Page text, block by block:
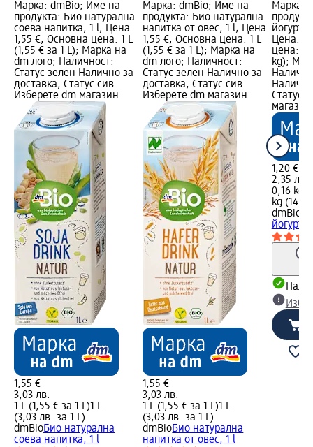
Марка: dmBio; Име на
продукта: Био натурална
соева напитка, 1 l; Цена:
1,55 €; Основна цена: 1 L
(1,55 € за 1 L); Марка на
dm лого; Наличност:
Статус зелен Налично за
доставка, Статус сив
Изберете dm магазин
1,55 €
3,03 лв.
1 L (1,55 € за 1 L)1 L
(3,03 лв. за 1 L)
dmBioБио натурална
соева напитка, 1 l
Марка: dmBio; Име на
продукта: Био натурална
напитка от овес, 1 l; Цена:
1,55 €; Основна цена: 1 L
(1,55 € за 1 L); Марка на
dm лого; Наличност:
Статус зелен Налично за
доставка, Статус сив
Изберете dm магазин
1,55 €
3,03 лв.
1 L (1,55 € за 1 L)1 L
(3,03 лв. за 1 L)
dmBioБио натурална
напитка от овес, 1 l
Марка:
йогурт,
Цена:
цена:
kg);
Статус
магазин
1,20 €
2,35 лв.
0,16 kg
kg
dmBio
йогурт,